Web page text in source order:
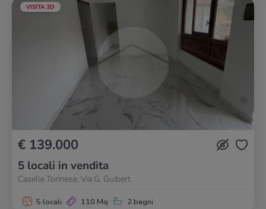
VISITA 3D
€ 139.000
5 locali in vendita
Caselle Torinese, Via G. Guibert
5 locali 110 Mq 2 bagni